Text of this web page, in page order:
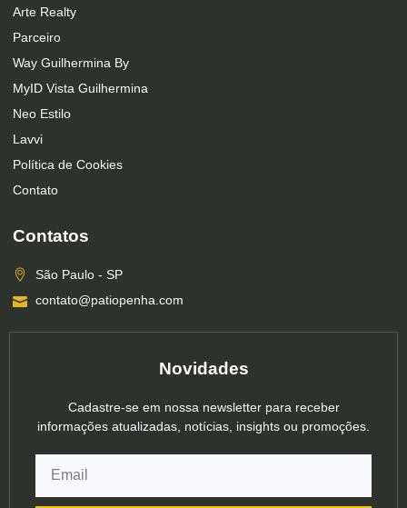
Arte Realty
Parceiro
Way Guilhermina By
MyID Vista Guilhermina
Neo Estilo
Lavvi
Política de Cookies
Contato
Contatos
São Paulo - SP
contato@patiopenha.com
Novidades
Cadastre-se em nossa newsletter para receber
informações atualizadas, notícias, insights ou promoções.